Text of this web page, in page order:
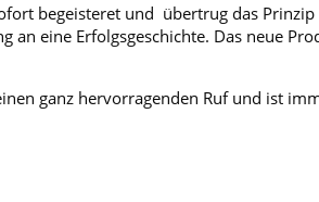
begeisteret und übertrug das Prinzip
an eine Erfolgsgeschichte. Das neue
ganz hervorragenden Ruf und ist